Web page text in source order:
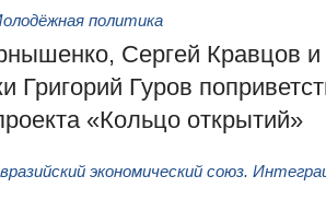
политика
Сергей Кравцов и
Григорий Гуров
«Кольцо открытий»
экономический союз.